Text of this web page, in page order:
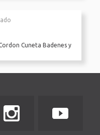
Cuneta Badenes y